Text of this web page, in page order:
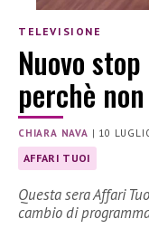
TELEVISIONE
Nuovo
perchè
CHIARA NAVA | 10
AFFARI TUOI
Questa sera Affari
cambio di